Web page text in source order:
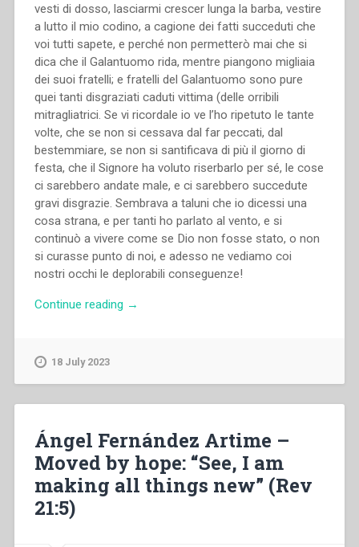
vesti di dosso, lasciarmi crescer lunga la barba, vestire
a lutto il mio codino, a cagione dei fatti succeduti che
voi tutti sapete, e perché non permetterò mai che si
dica che il Galantuomo rida, mentre piangono migliaia
dei suoi fratelli; e fratelli del Galantuomo sono pure
quei tanti disgraziati caduti vittima (delle orribili
mitragliatrici. Se vi ricordale io ve l’ho ripetuto le tante
volte, che se non si cessava dal far peccati, dal
bestemmiare, se non si santificava di più il giorno di
festa, che il Signore ha voluto riserbarlo per sé, le cose
ci sarebbero andate male, e ci sarebbero succedute
gravi disgrazie. Sembrava a taluni che io dicessi una
cosa strana, e per tanti ho parlato al vento, e si
continuò a vivere come se Dio non fosse stato, o non
si curasse punto di noi, e adesso ne vediamo coi
nostri occhi le deplorabili conseguenze!
Continue reading “Giovanni
1871”
→
18 July 2023
Ángel Fernández Artime –
Moved by hope: “See, I am
making all things new” (Rev
21:5)